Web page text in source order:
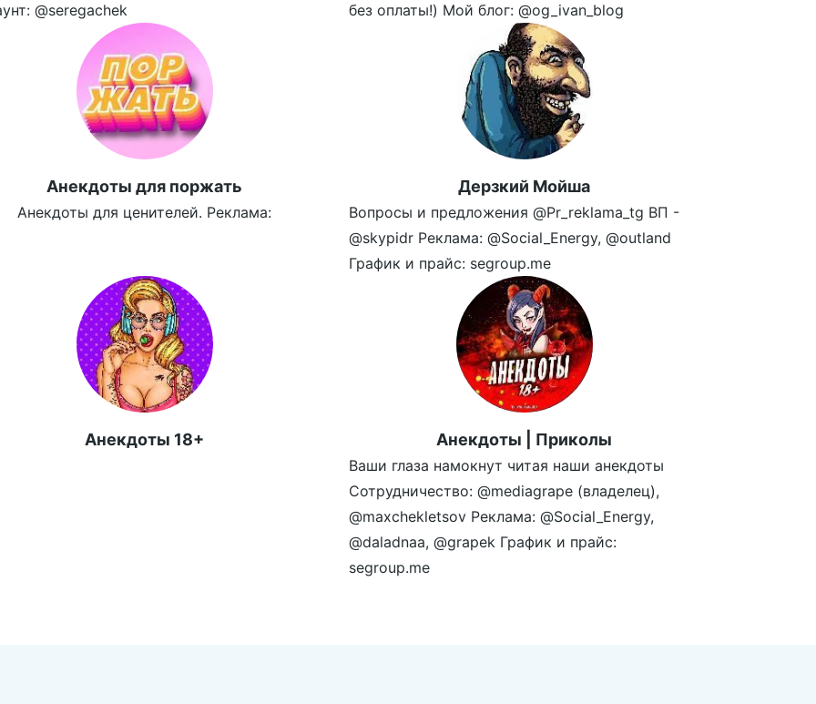
@seregachek
без оплаты!) Мой блог: @og_ivan_blog
Aнекдоты для поржать
Анекдоты для ценителей. Реклама:
Дерзкий Мойша
Вопросы и предложения @Pr_reklama_tg ВП -
@skypidr Реклама: @Social_Energy, @outland
График и прайс: segroup.me
Анекдоты 18+ Анекдоты | Приколы
Ваши глаза намокнут читая наши анекдоты
Сотрудничество: @mediagrape (владелец),
@maxchekletsov Реклама: @Social_Energy,
@daladnaa, @grapek График и прайс:
segroup.me